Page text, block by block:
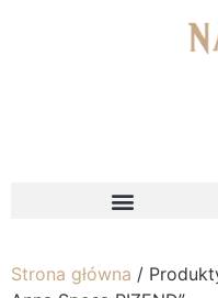
Strona główna /